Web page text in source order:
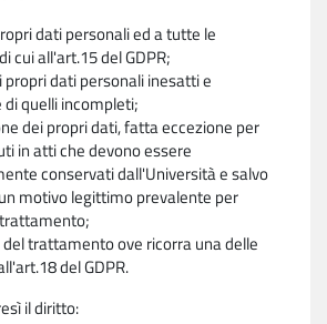
dati personali ed a tutte le
cui all'art.15 del GDPR;
dati personali inesatti e
quelli incompleti;
dei propri dati, fatta eccezione per
in atti che devono essere
conservati dall'Università e salvo
motivo legittimo prevalente per
trattamento ove ricorra una delle
del GDPR.
il diritto: